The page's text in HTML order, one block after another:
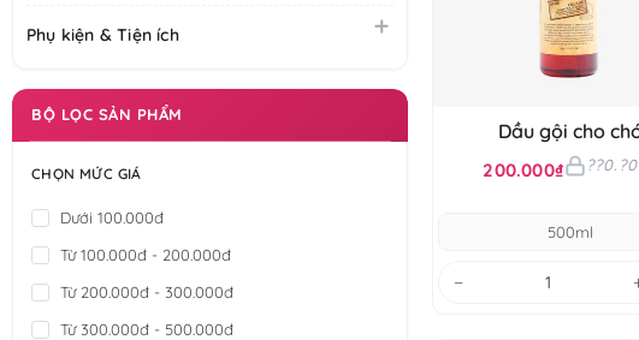
Phụ kiện & Tiện ích
BỘ LỌC SẢN PHẨM
CHỌN MỨC GIÁ
Dưới 100.000đ
Từ 100.000đ - 200.000đ
Từ 200.000đ - 300.000đ
Từ 300.000đ - 500.000đ
Dầu gội cho
Budle'Budle
200.000₫
500ml
−